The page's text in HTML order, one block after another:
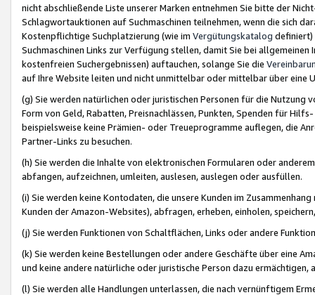
nicht abschließende Liste unserer Marken entnehmen Sie bitte der
Schlagwortauktionen auf Suchmaschinen teilnehmen, wenn die sich
Kostenpflichtige Suchplatzierung (wie im Vergütungskatalog definiert)
Suchmaschinen Links zur Verfügung stellen, damit Sie bei
kostenfreien Suchergebnissen) auftauchen, solange Sie die
auf Ihre Website leiten und nicht unmittelbar oder mittelbar über eine
(g) Sie werden natürlichen oder juristischen Personen für die Nutzung
Form von Geld, Rabatten, Preisnachlässen, Punkten, Spenden für
beispielsweise keine Prämien- oder Treueprogramme auflegen, die
Partner-Links zu besuchen.
(h) Sie werden die Inhalte von elektronischen Formularen oder
abfangen, aufzeichnen, umleiten, auslesen, auslegen oder ausfüllen.
(i) Sie werden keine Kontodaten, die unsere Kunden im
Kunden der Amazon-Websites), abfragen, erheben, einholen,
(j) Sie werden Funktionen von Schaltflächen, Links oder andere
(k) Sie werden keine Bestellungen oder andere Geschäfte über eine
und keine andere natürliche oder juristische Person dazu
(l) Sie werden alle Handlungen unterlassen, die nach vernünftigem